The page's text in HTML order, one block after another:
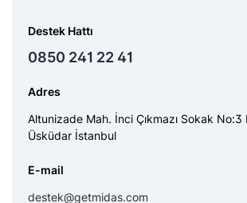
Destek Hattı
0850 241 22 41
Adres
Altunizade Mah. İnci Çıkmazı Sokak No:3
Üsküdar İstanbul
E-mail
destek@getmidas.com